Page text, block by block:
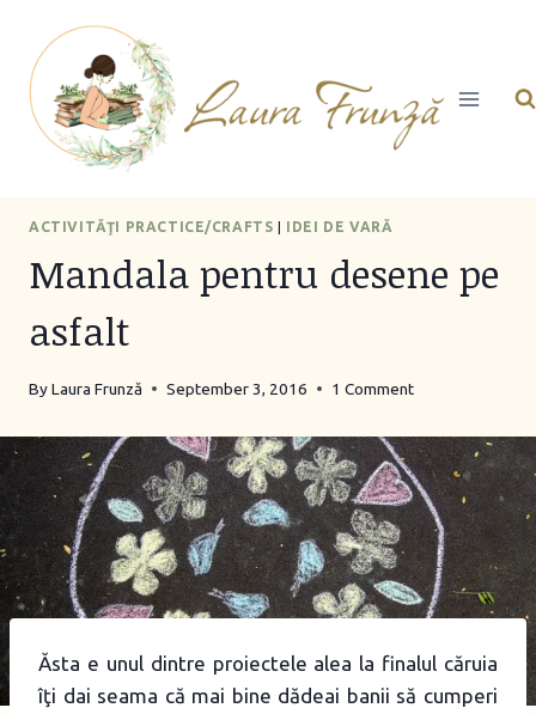
content
ACTIVITĂŢI PRACTICE/CRAFTS IDEI DE VARĂ
Mandala pentru desene pe
asfalt
ByLaura Frunză September 3, 2016 1 Comment
Ăsta e unul dintre proiectele alea la finalul căruia
îţi dai seama că mai bine dădeai banii să cumperi